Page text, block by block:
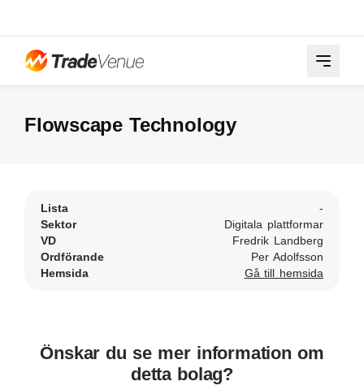
Flowscape Technology
Lista
-
Sektor
Digitala plattformar
VD
Fredrik Landberg
Ordförande
Per Adolfsson
Hemsida
Gå till hemsida
Önskar du se mer information om
detta bolag?